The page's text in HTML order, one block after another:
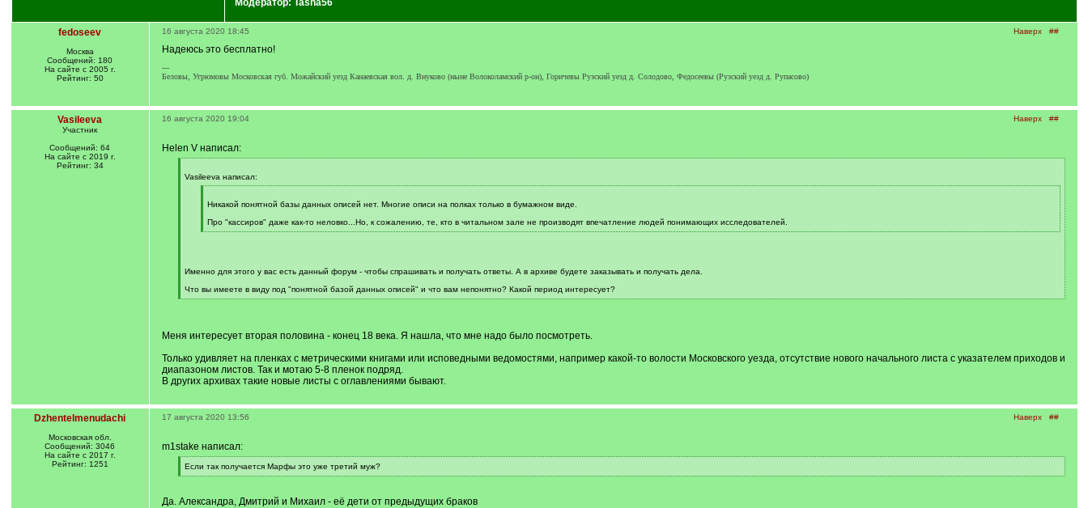
Модератор: Tasha56
fedoseev
Москва
Сообщений: 180
На сайте с 2005 г.
Рейтинг: 50
Наверх ##
16 августа 2020 18:45
Надеюсь это бесплатно!
---
Беловы, Угрюмовы Московская губ. Можайский уезд Канаевская вол. д. Внуково (ныне Волоколамский р-он), Горичевы Рузский уезд д. Солодово, Федосеевы (Рузский уезд д. Рупасово)
Vasileeva
Участник
Сообщений: 64
На сайте с 2019 г.
Рейтинг: 34
Наверх ##
16 августа 2020 19:04
Helen V написал:
q
Vasileeva написал:
q
Никакой понятной базы данных описей нет. Многие описи на полках только в бумажном виде.
Про "кассиров" даже как-то неловко...Но, к сожалению, те, кто в читальном зале не производят впечатление людей понимающих исследователей.
[
Именно для этого у вас есть данный форум - чтобы спрашивать и получать ответы. А в архиве будете заказывать и получать дела.
Что вы имеете в виду под "понятной базой данных описей" и что вам непонятно? Какой период интересует?
[
Меня интересует вторая половина - конец 18 века. Я нашла, что мне надо было посмотреть.
Только удивляет на пленках с метрическими книгами или исповедными ведомостями, например какой-то волости Московского уезда, отсутствие нового начального листа с указателем приходов и
диапазоном листов. Так и мотаю 5-8 пленок подряд.
В других архивах такие новые листы с оглавлениями бывают.
Dzhentelmenudachi
Московская обл.
Сообщений: 3046
На сайте с 2017 г.
Рейтинг: 1251
Наверх ##
17 августа 2020 13:56
m1stake написал:
[
q
Если так получается Марфы это уже третий муж?
[
]
Да. Александра, Дмитрий и Михаил - её дети от предыдущих браков